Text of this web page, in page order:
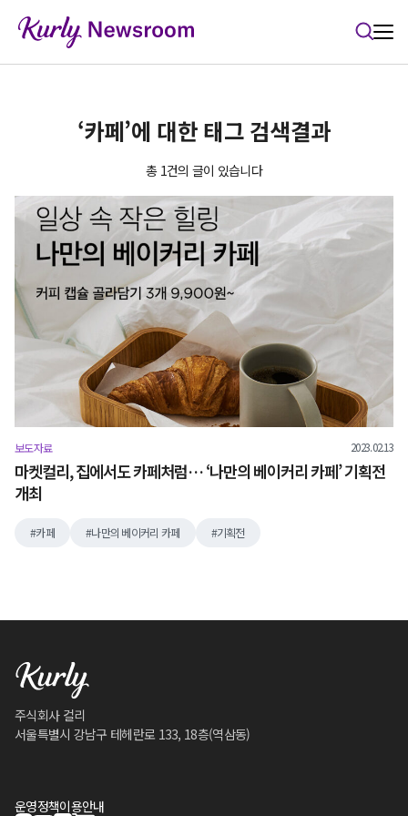
‘카페’에 대한 태그 검색결과
총 1건의 글이 있습니다
보도자료 2023.02.13
마켓컬리, 집에서도 카페처럼… ‘나만의 베이커리 카페’ 기획전
개최
카페 나만의 베이커리 카페 기획전
주식회사 컬리
서울특별시 강남구 테헤란로 133, 18층(역삼동)
운영정책이용안내